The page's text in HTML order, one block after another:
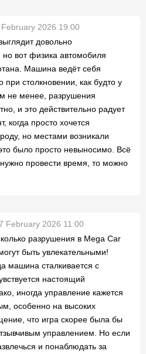
February 2026 19:00
довольно
но вот физика автомобиля
Машина ведёт себя
при столкновении, как будто у
не менее, разрушения
и это действительно радует
когда просто хочется
но местами возникали
было просто невыносимо. Всё
провести время, то можно
February 2026 11:00
разрушения в Mega Car
быть увлекательными!
машина сталкивается с
настоящий
иногда управление кажется
особенно на высоких
что игра скорее была бы
управлением. Но если
и понаблюдать за